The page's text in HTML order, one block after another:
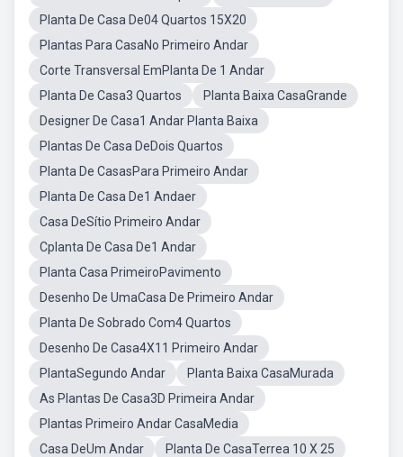
Planta De Casa De04 Quartos 15X20
Plantas Para CasaNo Primeiro Andar
Corte Transversal EmPlanta De 1 Andar
Planta De Casa3 Quartos
Planta Baixa CasaGrande
Designer De Casa1 Andar Planta Baixa
Plantas De Casa DeDois Quartos
Planta De CasasPara Primeiro Andar
Planta De Casa De1 Andaer
Casa DeSítio Primeiro Andar
Cplanta De Casa De1 Andar
Planta Casa PrimeiroPavimento
Desenho De UmaCasa De Primeiro Andar
Planta De Sobrado Com4 Quartos
Desenho De Casa4X11 Primeiro Andar
PlantaSegundo Andar
Planta Baixa CasaMurada
As Plantas De Casa3D Primeira Andar
Plantas Primeiro Andar CasaMedia
Casa DeUm Andar
Planta De CasaTerrea 10 X 25